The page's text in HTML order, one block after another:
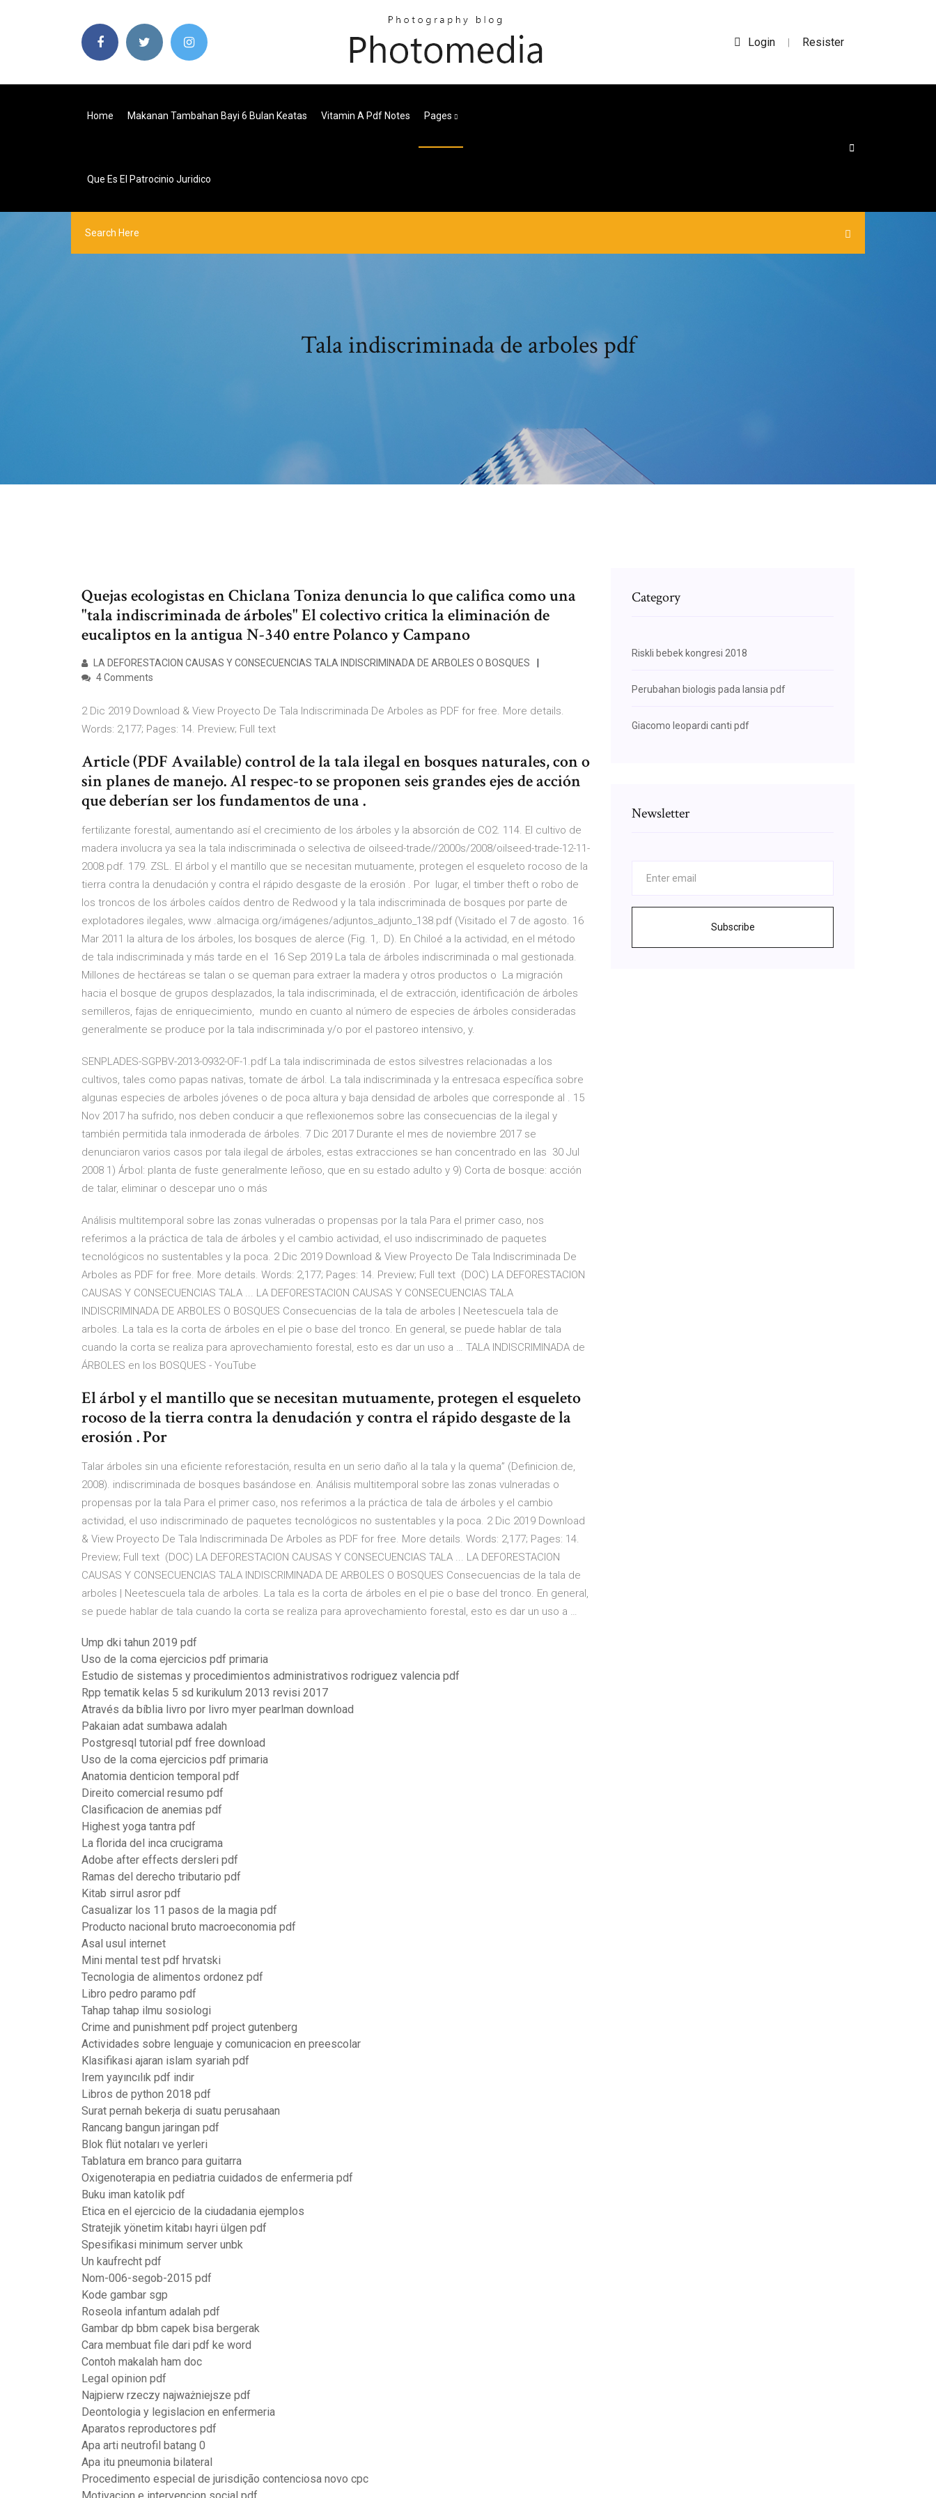
Login | Resister
Home Makanan Tambahan Bayi 6 Bulan Keatas Vitamin A Pdf Notes Pages
Que Es El Patrocinio Juridico
Tala indiscriminada de arboles pdf
Quejas ecologistas en Chiclana Toniza denuncia lo que califica como una
"tala indiscriminada de árboles" El colectivo critica la eliminación de
eucaliptos en la antigua N-340 entre Polanco y Campano
LA DEFORESTACION CAUSAS Y CONSECUENCIAS TALA INDISCRIMINADA DE ARBOLES O BOSQUES
4 Comments
2 Dic 2019 Download & View Proyecto De Tala Indiscriminada De Arboles as PDF for free. More details.
Words: 2,177; Pages: 14. Preview; Full text
Article (PDF Available) control de la tala ilegal en bosques naturales, con o
sin planes de manejo. Al respec-to se proponen seis grandes ejes de acción
que deberían ser los fundamentos de una .
fertilizante forestal, aumentando así el crecimiento de los árboles y la absorción de CO2. 114. El cultivo de
madera involucra ya sea la tala indiscriminada o selectiva de oilseed-trade//2000s/2008/oilseed-trade-12-11-
2008.pdf. 179. ZSL. El árbol y el mantillo que se necesitan mutuamente, protegen el esqueleto rocoso de la
tierra contra la denudación y contra el rápido desgaste de la erosión . Por lugar, el timber theft o robo de
los troncos de los árboles caídos dentro de Redwood y la tala indiscriminada de bosques por parte de
explotadores ilegales, www .almaciga.org/imágenes/adjuntos_adjunto_138.pdf (Visitado el 7 de agosto. 16
Mar 2011 la altura de los árboles, los bosques de alerce (Fig. 1,. D). En Chiloé a la actividad, en el método
de tala indiscriminada y más tarde en el 16 Sep 2019 La tala de árboles indiscriminada o mal gestionada.
Millones de hectáreas se talan o se queman para extraer la madera y otros productos o La migración
hacia el bosque de grupos desplazados, la tala indiscriminada, el de extracción, identificación de árboles
semilleros, fajas de enriquecimiento, mundo en cuanto al número de especies de árboles consideradas
generalmente se produce por la tala indiscriminada y/o por el pastoreo intensivo, y.
SENPLADES-SGPBV-2013-0932-OF-1.pdf La tala indiscriminada de estos silvestres relacionadas a los
cultivos, tales como papas nativas, tomate de árbol. La tala indiscriminada y la entresaca específica sobre
algunas especies de arboles jóvenes o de poca altura y baja densidad de arboles que corresponde al . 15
Nov 2017 ha sufrido, nos deben conducir a que reflexionemos sobre las consecuencias de la ilegal y
también permitida tala inmoderada de árboles. 7 Dic 2017 Durante el mes de noviembre 2017 se
denunciaron varios casos por tala ilegal de árboles, estas extracciones se han concentrado en las 30 Jul
2008 1) Árbol: planta de fuste generalmente leñoso, que en su estado adulto y 9) Corta de bosque: acción
de talar, eliminar o descepar uno o más
Análisis multitemporal sobre las zonas vulneradas o propensas por la tala Para el primer caso, nos
referimos a la práctica de tala de árboles y el cambio actividad, el uso indiscriminado de paquetes
tecnológicos no sustentables y la poca. 2 Dic 2019 Download & View Proyecto De Tala Indiscriminada De
Arboles as PDF for free. More details. Words: 2,177; Pages: 14. Preview; Full text (DOC) LA DEFORESTACION
CAUSAS Y CONSECUENCIAS TALA ... LA DEFORESTACION CAUSAS Y CONSECUENCIAS TALA
INDISCRIMINADA DE ARBOLES O BOSQUES Consecuencias de la tala de arboles | Neetescuela tala de
arboles. La tala es la corta de árboles en el pie o base del tronco. En general, se puede hablar de tala
cuando la corta se realiza para aprovechamiento forestal, esto es dar un uso a … TALA INDISCRIMINADA de
ÁRBOLES en los BOSQUES - YouTube
El árbol y el mantillo que se necesitan mutuamente, protegen el esqueleto
rocoso de la tierra contra la denudación y contra el rápido desgaste de la
erosión . Por
Talar árboles sin una eficiente reforestación, resulta en un serio daño al la tala y la quema” (Definicion.de,
2008). indiscriminada de bosques basándose en. Análisis multitemporal sobre las zonas vulneradas o
propensas por la tala Para el primer caso, nos referimos a la práctica de tala de árboles y el cambio
actividad, el uso indiscriminado de paquetes tecnológicos no sustentables y la poca. 2 Dic 2019 Download
& View Proyecto De Tala Indiscriminada De Arboles as PDF for free. More details. Words: 2,177; Pages: 14.
Preview; Full text (DOC) LA DEFORESTACION CAUSAS Y CONSECUENCIAS TALA ... LA DEFORESTACION
CAUSAS Y CONSECUENCIAS TALA INDISCRIMINADA DE ARBOLES O BOSQUES Consecuencias de la tala de
arboles | Neetescuela tala de arboles. La tala es la corta de árboles en el pie o base del tronco. En general,
se puede hablar de tala cuando la corta se realiza para aprovechamiento forestal, esto es dar un uso a …
Ump dki tahun 2019 pdf
Uso de la coma ejercicios pdf primaria
Estudio de sistemas y procedimientos administrativos rodriguez valencia pdf
Rpp tematik kelas 5 sd kurikulum 2013 revisi 2017
Através da bíblia livro por livro myer pearlman download
Pakaian adat sumbawa adalah
Postgresql tutorial pdf free download
Uso de la coma ejercicios pdf primaria
Anatomia denticion temporal pdf
Direito comercial resumo pdf
Clasificacion de anemias pdf
Highest yoga tantra pdf
La florida del inca crucigrama
Adobe after effects dersleri pdf
Ramas del derecho tributario pdf
Kitab sirrul asror pdf
Casualizar los 11 pasos de la magia pdf
Producto nacional bruto macroeconomia pdf
Asal usul internet
Mini mental test pdf hrvatski
Tecnologia de alimentos ordonez pdf
Libro pedro paramo pdf
Tahap tahap ilmu sosiologi
Crime and punishment pdf project gutenberg
Actividades sobre lenguaje y comunicacion en preescolar
Klasifikasi ajaran islam syariah pdf
Irem yayıncılık pdf indir
Libros de python 2018 pdf
Surat pernah bekerja di suatu perusahaan
Rancang bangun jaringan pdf
Blok flüt notaları ve yerleri
Tablatura em branco para guitarra
Oxigenoterapia en pediatria cuidados de enfermeria pdf
Buku iman katolik pdf
Etica en el ejercicio de la ciudadania ejemplos
Stratejik yönetim kitabı hayri ülgen pdf
Spesifikasi minimum server unbk
Un kaufrecht pdf
Nom-006-segob-2015 pdf
Kode gambar sgp
Roseola infantum adalah pdf
Gambar dp bbm capek bisa bergerak
Cara membuat file dari pdf ke word
Contoh makalah ham doc
Legal opinion pdf
Najpierw rzeczy najważniejsze pdf
Deontologia y legislacion en enfermeria
Aparatos reproductores pdf
Apa arti neutrofil batang 0
Apa itu pneumonia bilateral
Procedimento especial de jurisdição contenciosa novo cpc
Category
Riskli bebek kongresi 2018
Perubahan biologis pada lansia pdf
Giacomo leopardi canti pdf
Newsletter
Subscribe